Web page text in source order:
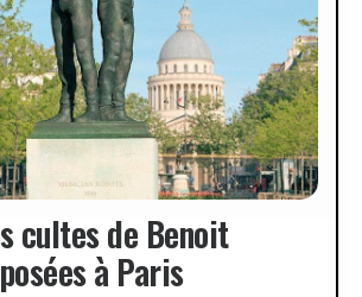
cultes de Benoit
à Paris